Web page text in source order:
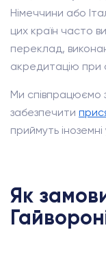
Німеччини або
цих країн часто
переклад,
акредитацію при
Ми співпрацюємо
забезпечити
приймуть
Як